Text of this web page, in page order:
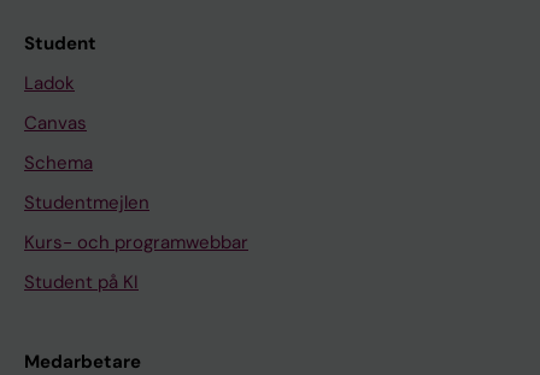
Student
Ladok
Canvas
Schema
Studentmejlen
Kurs- och programwebbar
Student på KI
Medarbetare